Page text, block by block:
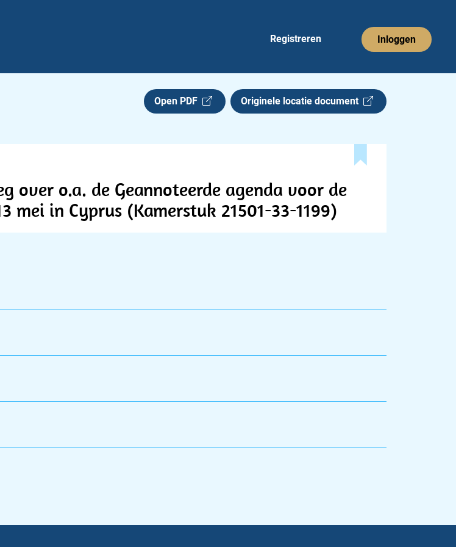
Registreren Inloggen
Open PDF Originele locatie document
over o.a. de Geannoteerde agenda voor de
mei in Cyprus (Kamerstuk 21501-33-1199)